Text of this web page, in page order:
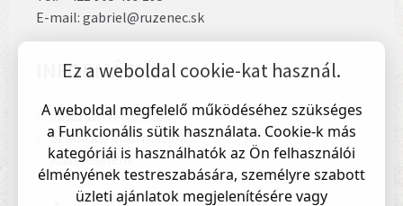
E-mail: gabriel@ruzenec.sk
INFORMÁCIÓK
Vásárlási feltételek
Szállítási információk
Adatvédelem
Ez a weboldal cookie-kat használ.
A weboldal megfelelő működéséhez szükséges
a Funkcionális sütik használata. Cookie-k más
kategóriái is használhatók az Ön felhasználói
élményének testreszabására, személyre szabott
üzleti ajánlatok megjelenítésére vagy